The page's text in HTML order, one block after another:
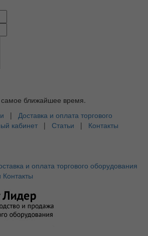
ближайшее время.
| Доставка и оплата торгового
кабинет | Статьи | Контакты
и оплата торгового оборудования
Контакты